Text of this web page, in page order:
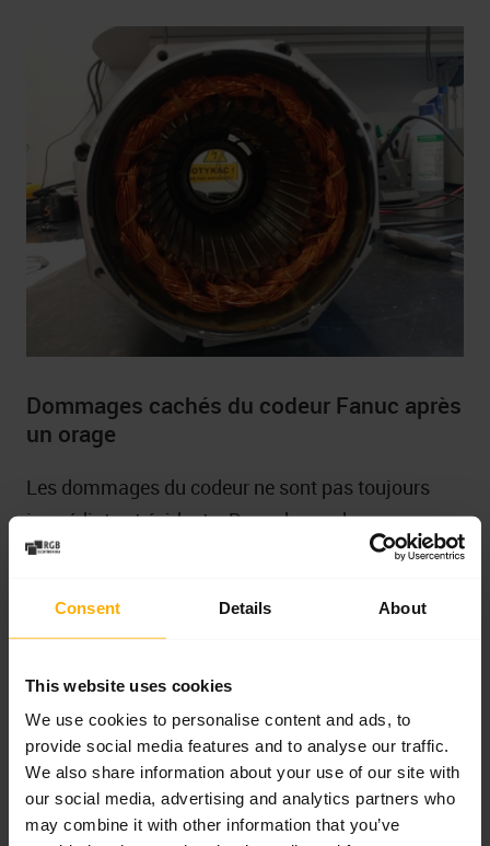
Consent Details About
This website uses cookies
We use cookies to personalise content and ads, to
provide social media features and to analyse our traffic.
We also share information about your use of our site with
our social media, advertising and analytics partners who
may combine it with other information that you’ve
Dommages cachés du codeur Fanuc après
un orage
Les dommages du codeur ne sont pas toujours
immédiats et évidents. Dans de nombreux cas,
l’électronique du Pulsecoder subit une dégradation
correctement à froid, tandis que le problème
l’augmentation de la charge ou un fonctionnement
prolongé en cycle automatique.
Les symptômes cachés d’un codeur Fanuc
endommagé comprennent notamment la dérive
thermique, des erreurs de communication